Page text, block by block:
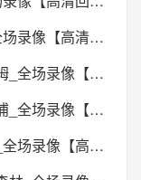
2026年05月24日 阿森纳VS水晶宫_全场录像【高清回放】
2026年05月24日 纽卡斯尔联VS富勒姆_全场录像【高清回放】
2026年05月24日 布伦特福德VS利物浦_全场录像【高清回放】
2026年05月24日 阿斯顿维拉VS曼城_全场录像【高清回放】